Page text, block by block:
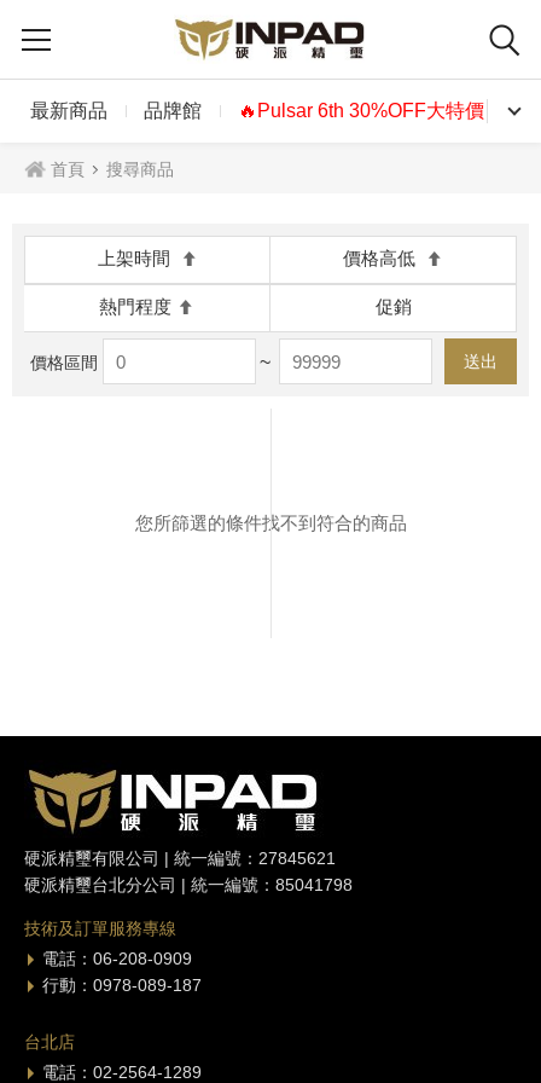
最新商品 品牌館 🔥Pulsar 6th 30%OFF大特價🔥
首頁 搜尋商品
上架時間 價格高低
熱門程度 促銷
價格區間 ~ 送出
您所篩選的條件找不到符合的商品
硬派精璽有限公司 | 統一編號：27845621
硬派精璽台北分公司 | 統一編號：85041798
技術及訂單服務專線
電話：06-208-0909
行動：0978-089-187
台北店
電話：02-2564-1289